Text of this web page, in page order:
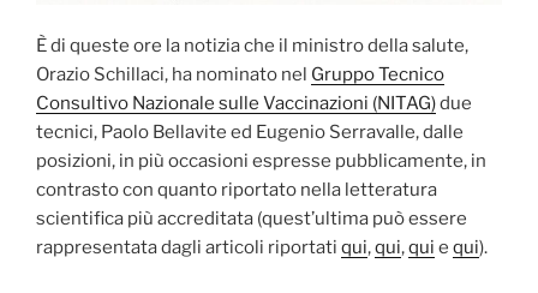
È di queste ore la notizia che il ministro della salute,
Orazio Schillaci, ha nominato nel Gruppo Tecnico
Consultivo Nazionale sulle Vaccinazioni (NITAG)due
tecnici, Paolo Bellavite ed Eugenio Serravalle, dalle
posizioni, in più occasioni espresse pubblicamente, in
contrasto con quanto riportato nella letteratura
scientifica più accreditata (quest’ultima può essere
rappresentata dagli articoli riportati qui,qui,qui e qui).